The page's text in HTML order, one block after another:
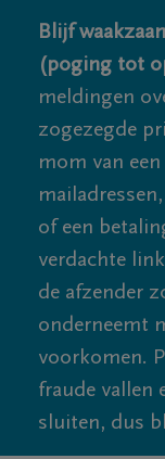
Blijf
(poging tot
meldingen
zogezegde
mom van
of een
verdachte
de afzender
onderneemt
voorkomen.
fraude vallen
sluiten, dus